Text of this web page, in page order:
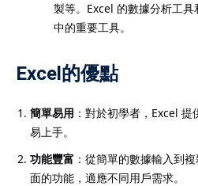
製等。Excel 的數據分析工
中的重要工具。
Excel的優點
簡單易用 ：對於初學者，Excel
易上手。
功能豐富 ：從簡單的數據輸入到
面的功能，適應不同用戶需求。